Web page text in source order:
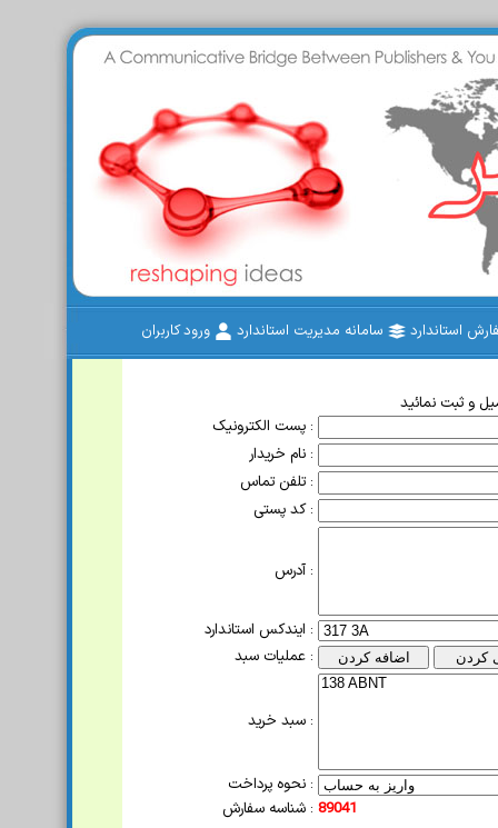
استاندارد سامانه مدیریت استاندارد ورود کاربران
و ثبت نمائید
پست الکترونیک :
نام خریدار :
تلفن تماس :
کد پستی :
آدرس :
ایندکس استاندارد :
عملیات سبد :
سبد خرید :
نحوه پرداخت :
شناسه سفارش : 89041